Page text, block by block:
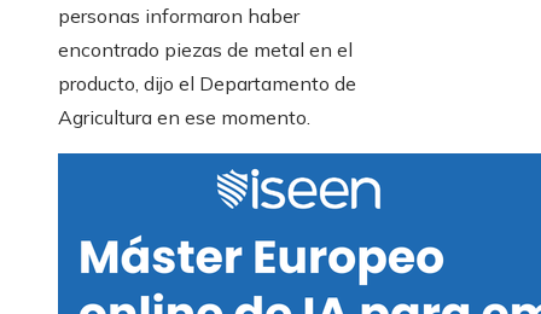
personas informaron haber
encontrado piezas de metal en el
producto, dijo el Departamento de
Agricultura en ese momento.